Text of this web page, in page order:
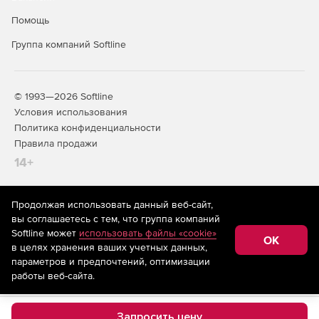
NAT внутри VPN-связей.
L2VPN.
Поддержка NTP на ЦУСе.
АРМ генерации ключей.
Режим повышенной безопасности.
Возможность удобного защищенного взаимодействия
между сетями разных организаций.
Возможность интеграции с системами обнаружения
атак.
Помощь
Группа компаний Softline
© 1993—2026 Softline
Условия использования
Политика конфиденциальности
Правила продажи
14+
На информационном ресурсе store.softline.ru применяются
рекомендательные технологии(информационные технологии
предоставления информации на основе сбора,
систематизации и анализа сведений, относящихся к
предпочтениям пользователей сети «Интернет»,
находящихся на территории Российской Федерации)
Продолжая использовать данный веб-сайт,
вы соглашаетесь с тем, что группа компаний
Softline может использовать файлы «cookie»
в целях хранения ваших учетных данных,
параметров и предпочтений, оптимизации
работы веб-сайта.
OK